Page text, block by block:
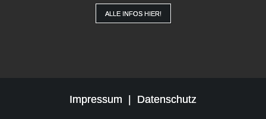
ALLE INFOS HIER!
Impressum | Datenschutz